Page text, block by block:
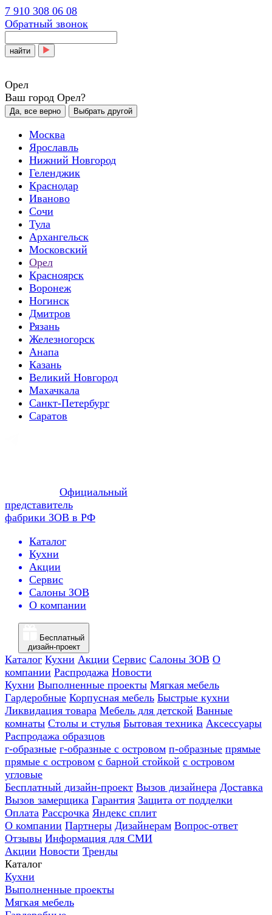
7 910 308 06 08
Обратный звонок
найти
Орел
Ваш город Орел?
Да, все верно Выбрать другой
Москва
Ярославль
Нижний Новгород
Геленджик
Краснодар
Иваново
Сочи
Тула
Архангельск
Московский
Орел
Красноярск
Воронеж
Ногинск
Дмитров
Рязань
Железногорск
Анапа
Казань
Великий Новгород
Махачкала
Санкт-Петербург
Саратов
Официальный
представитель
фабрики ЗОВ в РФ
Каталог
Кухни
Акции
Сервис
Салоны ЗОВ
О компании
Бесплатный
дизайн-проект
Каталог Кухни Акции Сервис Салоны ЗОВ О
компании Распродажа Новости
Кухни Выполненные проекты Мягкая мебель
Гардеробные Корпусная мебель Быстрые кухни
Ликвидация товара Мебель для детской Ванные
комнаты Столы и стулья Бытовая техника Аксессуары
Распродажа образцов
г-образные г-образные с островом п-образные прямые
прямые с островом с барной стойкой с островом
угловые
Бесплатный дизайн-проект Вызов дизайнера Доставка
Вызов замерщика Гарантия Защита от подделки
Оплата Рассрочка Яндекс сплит
О компании Партнеры Дизайнерам Вопрос-ответ
Отзывы Информация для СМИ
Акции Новости Тренды
Каталог
Кухни
Выполненные проекты
Мягкая мебель